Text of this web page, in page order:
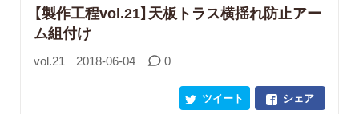
【製作工程vol.21】天板トラス横揺れ防止アー
ム組付け
vol.21 2018-06-04 0
シェア
ツイート